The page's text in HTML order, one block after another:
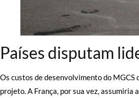
Países disputam
Os custos de desenvolvimento do
projeto. A França, por sua vez, assumiria